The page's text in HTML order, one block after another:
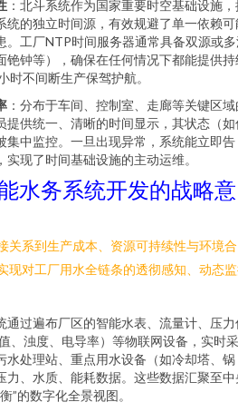
：北斗系统作为国家重要时空基础设施
统的独立时间源，有效规避了单一依赖可
。工厂NTP时间服务器通常具备双源或
铯钟等），确保在任何情况下都能提供持
时不间断生产保驾护航。
：分布于车间、控制室、走廊等关键区
提供统一、清晰的时间显示，其状态（如
集中监控。一旦出现异常，系统能立即告
现了时间基础设施的主动运维。
水务系统开发的战略意
关系到生产成本、资源可持续性与环境合
现对工厂用水全链条的透彻感知、动态
通过遍布厂区的智能水表、流量计、压
、浊度、电导率）等物联网设备，实时
水处理站、重点用水设备（如冷却塔、锅
力、水质、能耗数据。这些数据汇聚至中
”的数字化全景视图。